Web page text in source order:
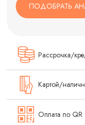
ПОДОБРАТЬ
Рассрочка/
Картой/
Оплата по QR